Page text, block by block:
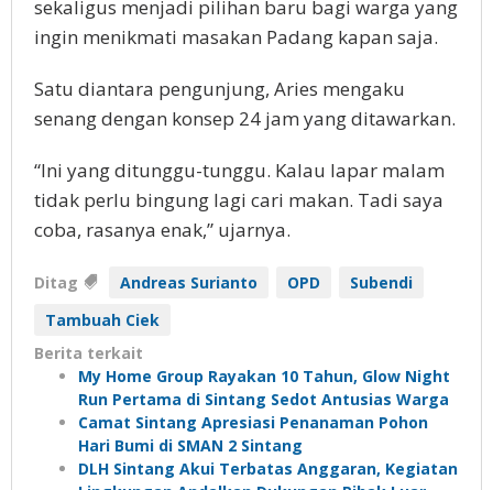
sekaligus menjadi pilihan baru bagi warga yang
ingin menikmati masakan Padang kapan saja.
Satu diantara pengunjung, Aries mengaku
senang dengan konsep 24 jam yang ditawarkan.
“Ini yang ditunggu-tunggu. Kalau lapar malam
tidak perlu bingung lagi cari makan. Tadi saya
coba, rasanya enak,” ujarnya.
Ditag Andreas Surianto OPD
Subendi
Tambuah Ciek
Berita terkait
My Home Group Rayakan 10 Tahun, Glow Night
Run Pertama di Sintang Sedot Antusias Warga
Camat Sintang Apresiasi Penanaman Pohon
Hari Bumi di SMAN 2 Sintang
DLH Sintang Akui Terbatas Anggaran, Kegiatan